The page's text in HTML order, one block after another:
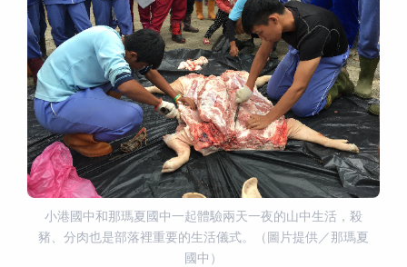
小港國中和那瑪夏國中一起體驗兩天一夜的山中生活，殺
豬、分肉也是部落裡重要的生活儀式。（圖片提供／那瑪夏
國中）